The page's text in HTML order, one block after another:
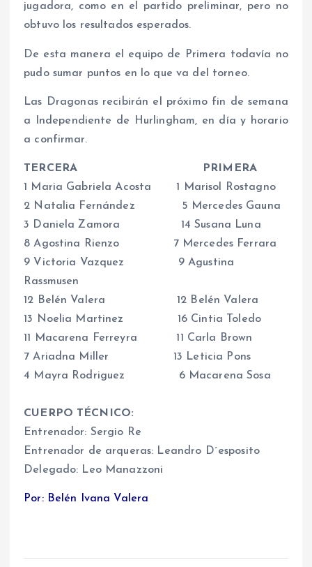
jugadora, como en el partido preliminar, pero no
obtuvo los resultados esperados.
De esta manera el equipo de Primera todavía no
pudo sumar puntos en lo que va del torneo.
Las Dragonas recibirán el próximo fin de semana
a Independiente de Hurlingham, en día y horario
a confirmar.
TERCERA
PRIMERA
1 Maria Gabriela Acosta 1 Marisol Rostagno
2 Natalia Fernández 5 Mercedes Gauna
3 Daniela Zamora 14 Susana Luna
8 Agostina Rienzo 7 Mercedes Ferrara
9 Victoria Vazquez 9 Agustina
Rassmusen
12 Belén Valera 12 Belén Valera
13 Noelia Martinez 16 Cintia Toledo
11 Macarena Ferreyra 11 Carla Brown
7 Ariadna Miller 13 Leticia Pons
4 Mayra Rodriguez 6 Macarena Sosa
CUERPO TÉCNICO:
Entrenador: Sergio Re
Entrenador de arqueras: Leandro D´esposito
Delegado: Leo Manazzoni
Por: Belén Ivana Valera